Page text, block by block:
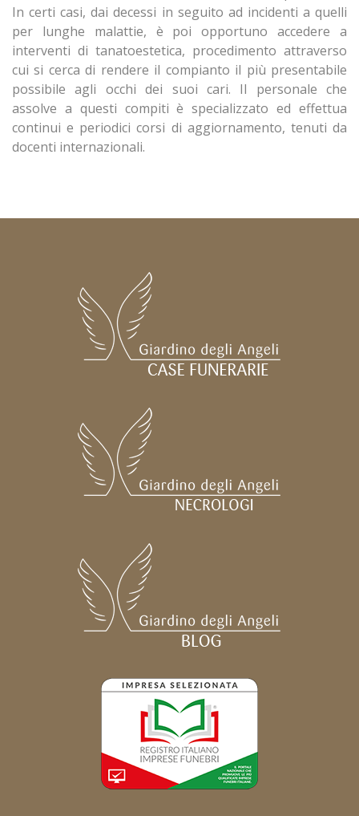
In certi casi, dai decessi in seguito ad incidenti a quelli
per lunghe malattie, è poi opportuno accedere a
interventi di tanatoestetica, procedimento attraverso
cui si cerca di rendere il compianto il più presentabile
possibile agli occhi dei suoi cari. Il personale che
assolve a questi compiti è specializzato ed effettua
continui e periodici corsi di aggiornamento, tenuti da
docenti internazionali.